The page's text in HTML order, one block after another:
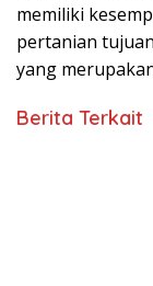
memiliki
pertanian
yang
Berita Terkait